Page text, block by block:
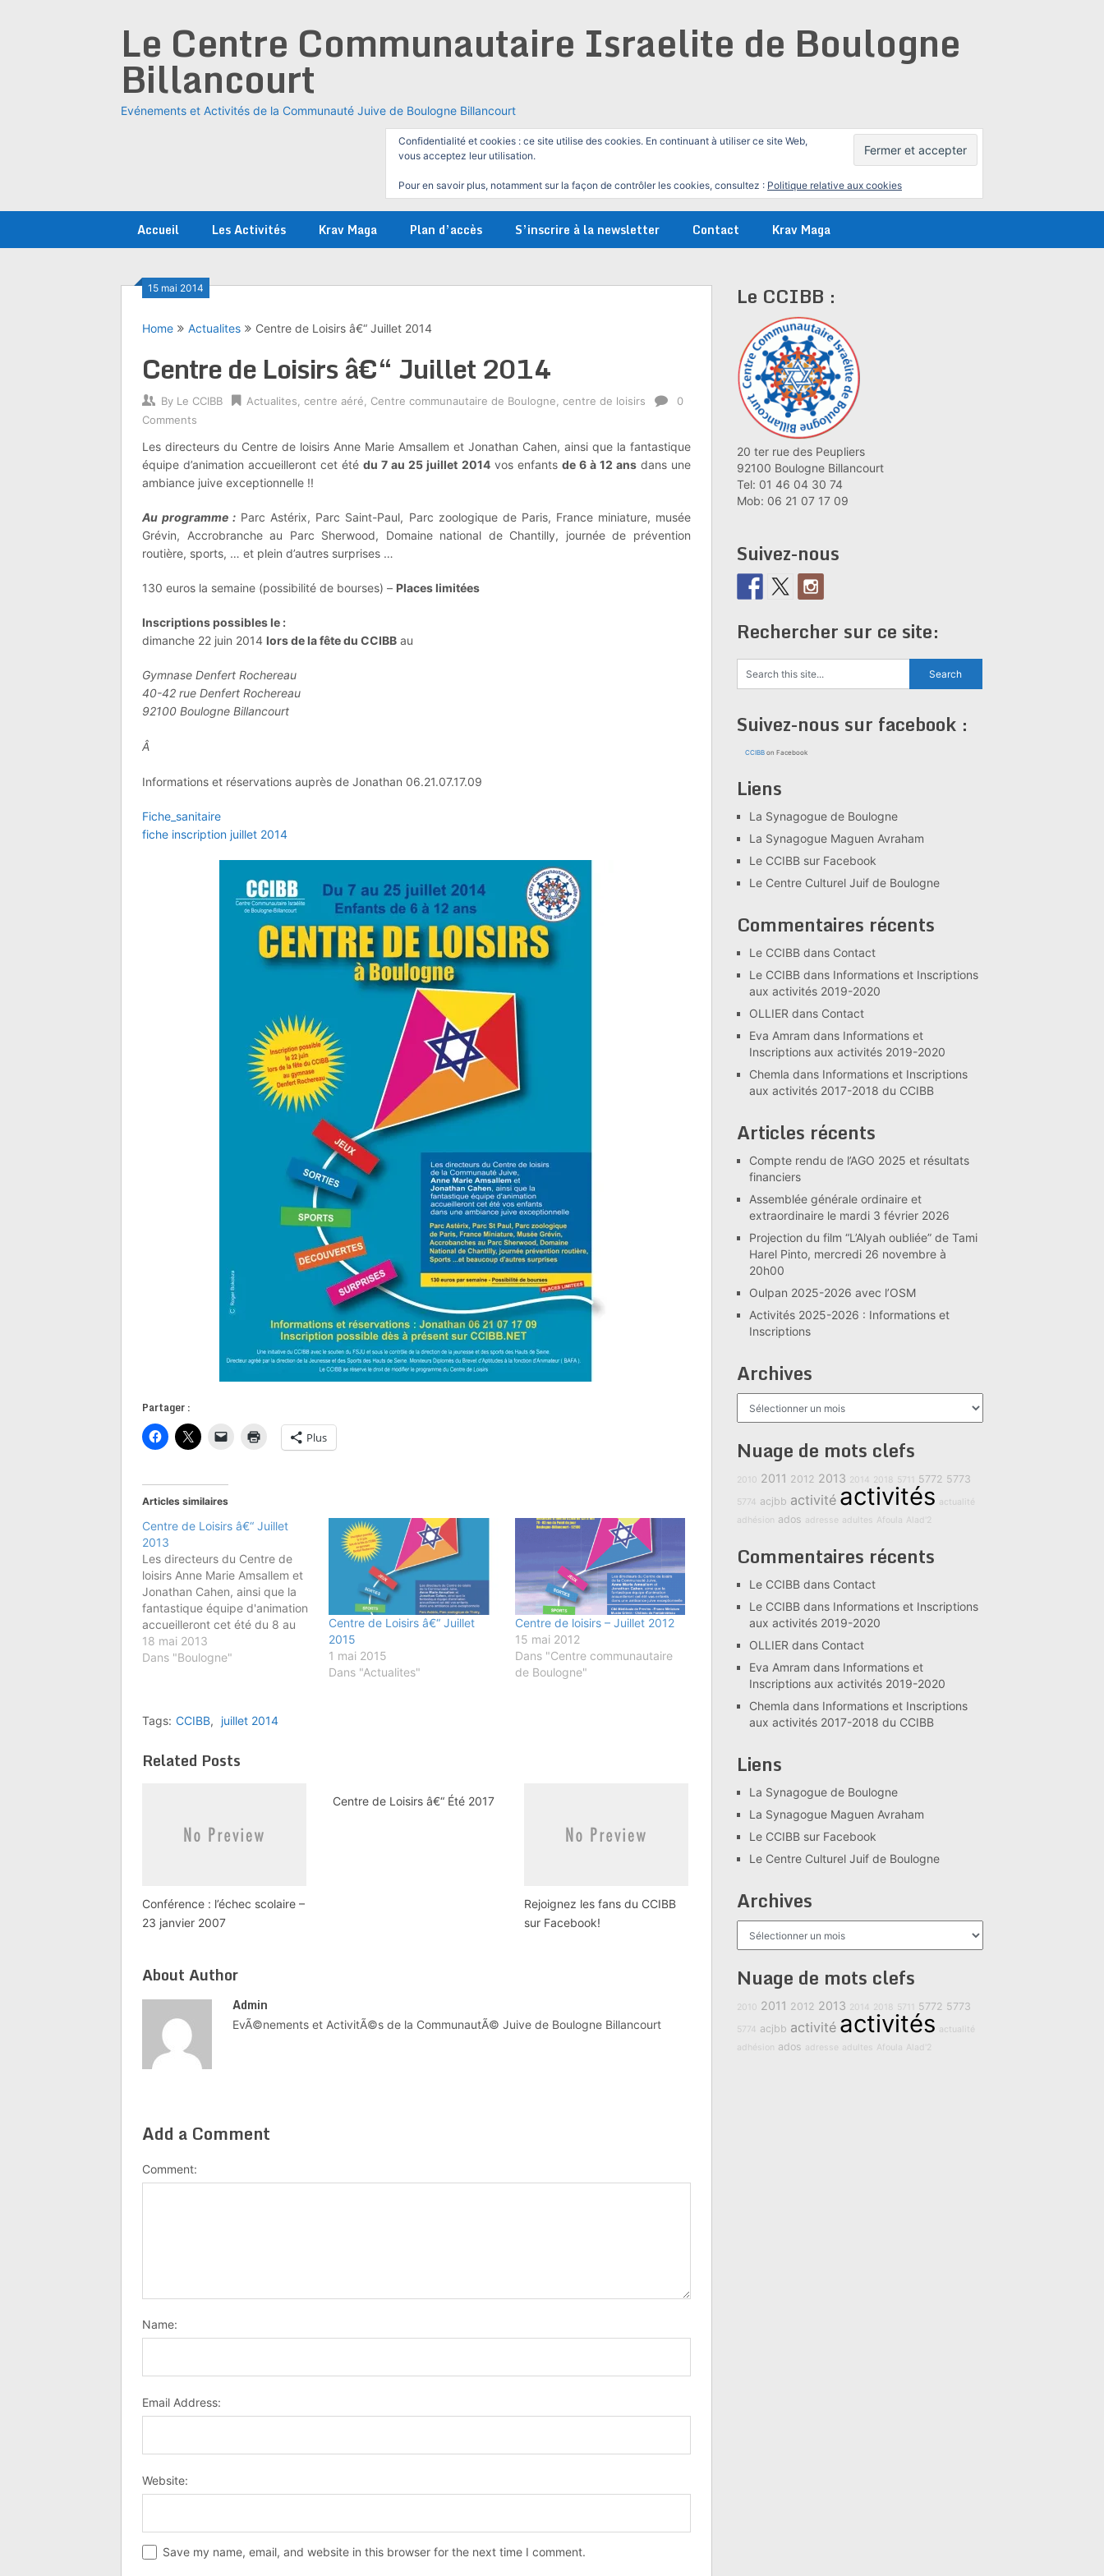
Le Centre Communautaire Israelite de Boulogne
Billancourt
Evénements et Activités de la Communauté Juive de Boulogne Billancourt
Confidentialité et cookies : ce site utilise des cookies. En continuant à utiliser ce site Web,
vous acceptez leur utilisation.
Pour en savoir plus, notamment sur la façon de contrôler les cookies, consultez : Politique relative aux cookies
Accueil Les Activités Krav Maga Plan d’accès S’inscrire à la newsletter Contact Krav Maga
15 mai 2014
Home Actualites Centre de Loisirs â€“ Juillet 2014
Centre de Loisirs â€“ Juillet 2014
By Le CCIBB Actualites centre aéré Centre communautaire de Boulogne centre de loisirs
0
Comments
Les directeurs du Centre de loisirs Anne Marie Amsallem et Jonathan Cahen, ainsi que la fantastique
équipe d’animation accueilleront cet étédu 7 au 25 juillet 2014vos enfants de 6 à 12 ansdans une
ambiance juive exceptionnelle !!
Au programme : Parc Astérix, Parc Saint-Paul, Parc zoologique de Paris, France miniature, musée
Grévin, Accrobranche au Parc Sherwood, Domaine national de Chantilly, journée de prévention
routière, sports, … et plein d’autres surprises …
130 euros la semaine (possibilité de bourses) – Places limitées
Inscriptions possibles le :
dimanche 22 juin 2014 lors de la fête du CCIBB au
Gymnase Denfert Rochereau
40-42 rue Denfert Rochereau
92100 Boulogne Billancourt
Â
Informations et réservations auprès de Jonathan 06.21.07.17.09
Fiche_sanitaire
fiche inscription juillet 2014
Partager :
Plus
Articles similaires
Centre de Loisirs â€“ Juillet
2013
Les directeurs du Centre de
loisirs Anne Marie Amsallem et
Jonathan Cahen, ainsi que la
fantastique équipe d'animation
accueilleront cet été du 8 au
26 juillet 2013 vos enfants de 6
à 12 ans dans une ambiance
(accrobranches), Base
18 mai 2013
Dans "Boulogne"
Centre de Loisirs â€“ Juillet
2015
1 mai 2015
Dans "Actualites"
Centre de loisirs – Juillet 2012
15 mai 2012
Dans "Centre communautaire
de Boulogne"
Tags: CCIBB, juillet 2014
Related Posts
Conférence : l’échec scolaire –
23 janvier 2007
Centre de Loisirs â€“ Été 2017
Rejoignez les fans du CCIBB
sur Facebook!
About Author
Admin
EvÃ©nements et ActivitÃ©s de la CommunautÃ© Juive de Boulogne Billancourt
Add a Comment
Comment:
Name:
Email Address:
Website:
Save my name, email, and website in this browser for the next time I comment.
Le CCIBB :
20 ter rue des Peupliers
92100 Boulogne Billancourt
Tel: 01 46 04 30 74
Mob: 06 21 07 17 09
Suivez-nous
Rechercher sur ce site:
Suivez-nous sur facebook :
CCIBB on Facebook
Liens
La Synagogue de Boulogne
La Synagogue Maguen Avraham
Le CCIBB sur Facebook
Le Centre Culturel Juif de Boulogne
Commentaires récents
Le CCIBB dans Contact
Le CCIBB dans Informations et Inscriptions
aux activités 2019-2020
OLLIER dans Contact
Eva Amram dans Informations et
Inscriptions aux activités 2019-2020
Chemla dans Informations et Inscriptions
aux activités 2017-2018 du CCIBB
Articles récents
Compte rendu de l’AGO 2025 et résultats
financiers
Assemblée générale ordinaire et
extraordinaire le mardi 3 février 2026
Projection du film “L’Alyah oubliée” de Tami
Harel Pinto, mercredi 26 novembre à
20h00
Oulpan 2025-2026 avec l’OSM
Activités 2025-2026 : Informations et
Inscriptions
Archives
Nuage de mots clefs
2010 2011 2012 2013 2014 2018 5711 5772 5773
5774 acjbb activité activités actualité
adhésion ados adresse adultes Afoula Alad'2
Commentaires récents
Le CCIBB dans Contact
Le CCIBB dans Informations et Inscriptions
aux activités 2019-2020
OLLIER dans Contact
Eva Amram dans Informations et
Inscriptions aux activités 2019-2020
Chemla dans Informations et Inscriptions
aux activités 2017-2018 du CCIBB
Liens
La Synagogue de Boulogne
La Synagogue Maguen Avraham
Le CCIBB sur Facebook
Le Centre Culturel Juif de Boulogne
Archives
Nuage de mots clefs
2010 2011 2012 2013 2014 2018 5711 5772 5773
5774 acjbb activité activités actualité
adhésion ados adresse adultes Afoula Alad'2